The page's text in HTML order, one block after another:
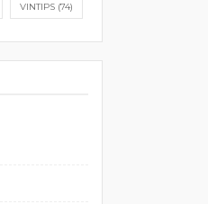
VINTIPS (74)